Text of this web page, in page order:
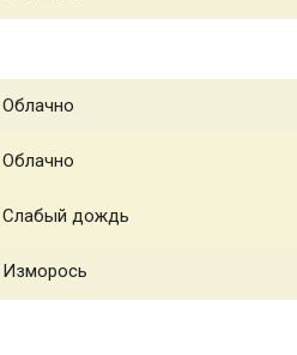
Облачно
Облачно
Слабый дождь
Изморось